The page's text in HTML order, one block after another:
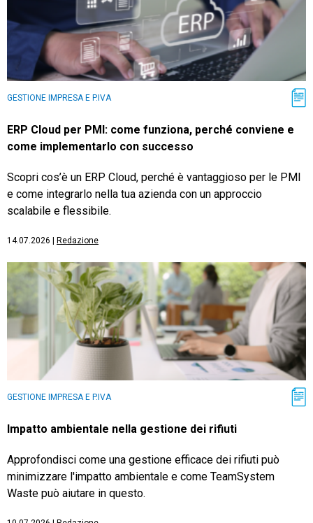
GESTIONE IMPRESA E P.IVA
ERP Cloud per PMI: come funziona, perché conviene e
come implementarlo con successo
Scopri cos’è un ERP Cloud, perché è vantaggioso per le PMI
e come integrarlo nella tua azienda con un approccio
scalabile e flessibile.
14.07.2026 Redazione
GESTIONE IMPRESA E P.IVA
Impatto ambientale nella gestione dei rifiuti
Approfondisci come una gestione efficace dei rifiuti può
minimizzare l'impatto ambientale e come TeamSystem
Waste può aiutare in questo.